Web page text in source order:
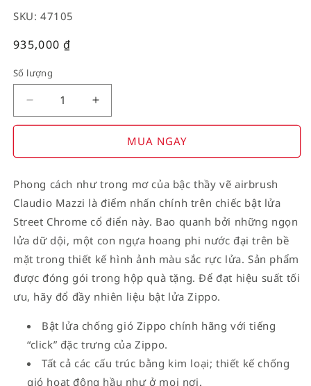
SKU: 47105
Giá
935,000₫
Số lượng
Decrease
quantity
American
on
Flag
Increase
quantity
American
on
Flag
MUA NGAY
Phong cách như trong mơ của bậc thầy vẽ airbrush
Claudio Mazzi là điểm nhấn chính trên chiếc bật lửa
Street Chrome cổ điển này. Bao quanh bởi những ngọn
lửa dữ dội, một con ngựa hoang phi nước đại trên bề
mặt trong thiết kế hình ảnh màu sắc rực lửa. Sản phẩm
được đóng gói trong hộp quà tặng. Để đạt hiệu suất tối
ưu, hãy đổ đầy nhiên liệu bật lửa Zippo.
Bật lửa chống gió Zippo chính hãng với tiếng
“click” đặc trưng của Zippo.
Tất cả các cấu trúc bằng kim loại; thiết kế chống
gió hoạt động hầu như ở mọi nơi.